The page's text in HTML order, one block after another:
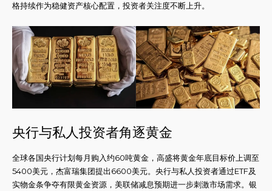
格持续作为稳健资产核心配置，投资者关注度不断上升。
央行与私人投资者角逐黄金
全球各国央行计划每月购入约60吨黄金，高盛将黄金年底目标价上调至
5400美元，杰富瑞集团提出6600美元。央行与私人投资者通过ETF及
实物金条争夺有限黄金资源，美联储减息预期进一步刺激市场需求。银